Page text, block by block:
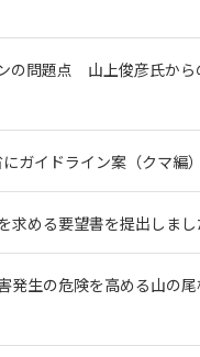
の問題点 山上俊彦氏から
ガイドライン案（クマ編
求める要望書を提出しまし
発生の危険を高める山の